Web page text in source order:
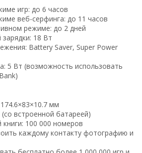
игр: до 6 часов
веб-серфинга: до 11 часов
режиме: до 2 дней
18 Вт
Battery Saver, Super Power
5 Вт (возможность использовать
мм
встроенной батареей)
100 000 номеров
каждому контакту фотографию и